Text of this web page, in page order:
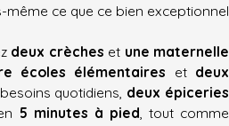
ce que ce bien exceptionnel
deux crèches et une maternelle
écoles élémentaires et deux
quotidiens, deux épiceries
5 minutes à pied , tout comme